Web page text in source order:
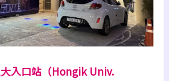
入口站（Hongik Univ.